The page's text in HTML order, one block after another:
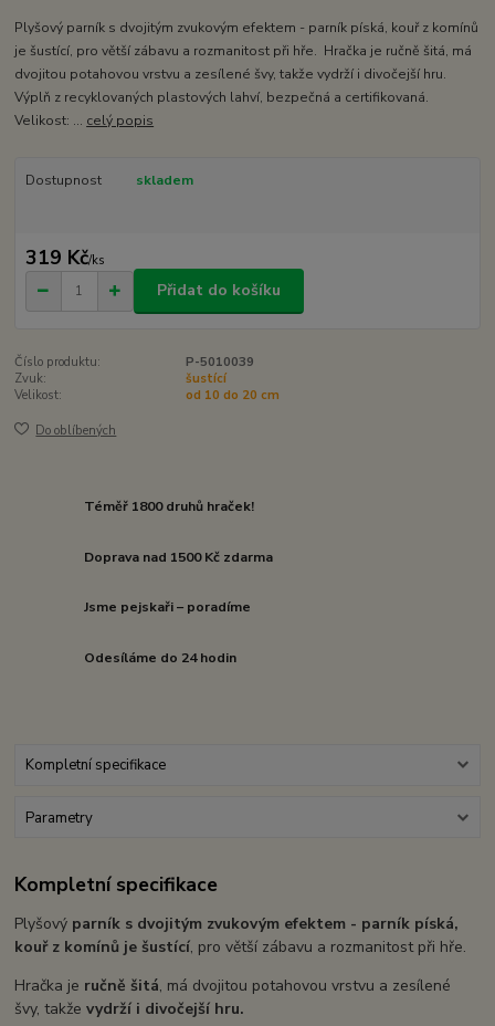
Plyšový parník s dvojitým zvukovým efektem - parník píská, kouř z komínů
je šustící, pro větší zábavu a rozmanitost při hře. Hračka je ručně šitá, má
dvojitou potahovou vrstvu a zesílené švy, takže vydrží i divočejší hru.
Výplň z recyklovaných plastových lahví, bezpečná a certifikovaná.
Velikost: ... celý popis
Dostupnost skladem
319 Kč/ks
Přidat do košíku
Číslo produktu:
P-5010039
Zvuk:
šustící
Velikost:
od 10 do 20 cm
Do oblíbených
Téměř 1800 druhů hraček!
Doprava nad 1500 Kč zdarma
Jsme pejskaři – poradíme
Odesíláme do 24 hodin
Kompletní specifikace
Parametry
Kompletní specifikace
Plyšový parník s dvojitým zvukovým efektem - parník píská,
kouř z komínů je šustící, pro větší zábavu a rozmanitost při hře.
Hračka je ručně šitá, má dvojitou potahovou vrstvu a zesílené
švy, takževydrží i divočejší hru.